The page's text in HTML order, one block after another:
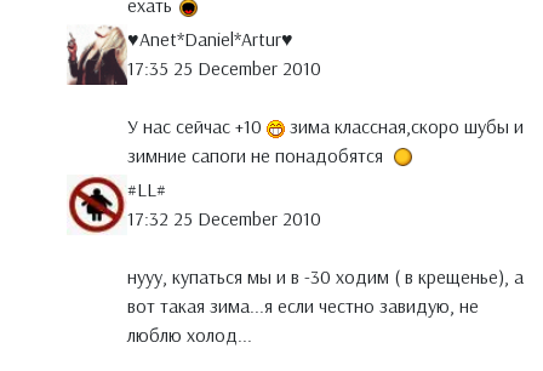
ехать
♥Anet*Daniel*Artur♥
17:35 25 December 2010
У нас сейчас +10
зима классная,скоро шубы и
зимние сапоги не понадобятся
#LL#
17:32 25 December 2010
нууу, купаться мы и в -30 ходим ( в крещенье), а
вот такая зима...я если честно завидую, не
люблю холод...